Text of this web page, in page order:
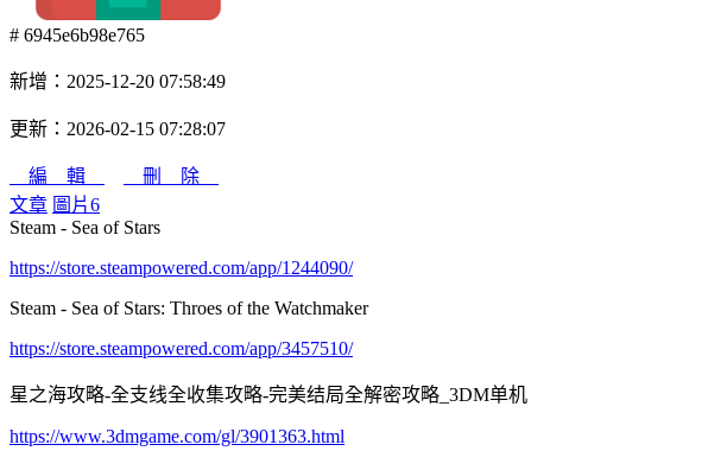
# 6945e6b98e765
新增：2025-12-20 07:58:49
更新：2026-02-15 07:28:07
編 輯
刪 除
文章 圖片6
Steam - Sea of Stars
https://store.steampowered.com/app/1244090/
Steam - Sea of Stars: Throes of the Watchmaker
https://store.steampowered.com/app/3457510/
星之海攻略-全支线全收集攻略-完美结局全解密攻略_3DM单机
https://www.3dmgame.com/gl/3901363.html